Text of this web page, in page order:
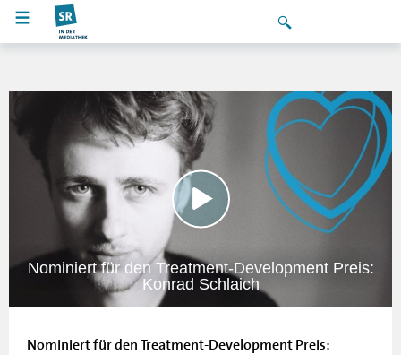
Nominiert für den Treatment-Development Preis:
Konrad Schlaich
Nominiert für den Treatment-Development Preis: